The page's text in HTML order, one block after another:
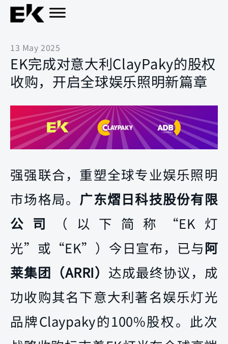
13 May 2025
EK完成对意大利ClayPaky的股权
收购，开启全球娱乐照明新篇章
强强联合，重塑全球专业娱乐照明
市场格局。 广东熠日科技股份有限
公司
（以下简称“EK灯
光”或“EK”）今日宣布，已与阿
莱集团（ARRI） 达成最终协议，成
功收购其名下意大利著名娱乐灯光
品牌Claypaky的100%股权。此次